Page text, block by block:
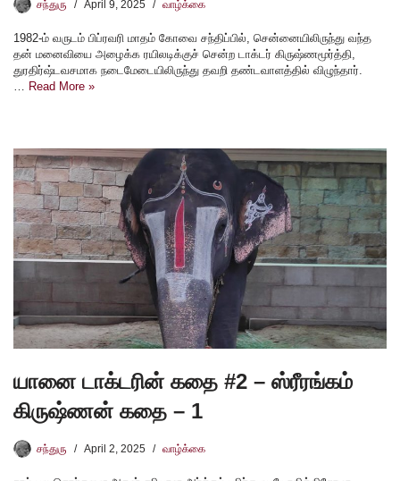
சந்துரு April 9, 2025 வாழ்க்கை
1982-ம் வருடம் பிப்ரவரி மாதம் கோவை சந்திப்பில், சென்னையிலிருந்து வந்த
தன் மனைவியை அழைக்க ரயிலடிக்குச் சென்ற டாக்டர் கிருஷ்ணமூர்த்தி,
துரதிர்ஷ்டவசமாக நடைமேடையிலிருந்து தவறி தண்டவாளத்தில் விழுந்தார்.
Read More »
யானை டாக்டரின் கதை #2 – ஸ்ரீரங்கம்
கிருஷ்ணன் கதை – 1
சந்துரு April 2, 2025 வாழ்க்கை